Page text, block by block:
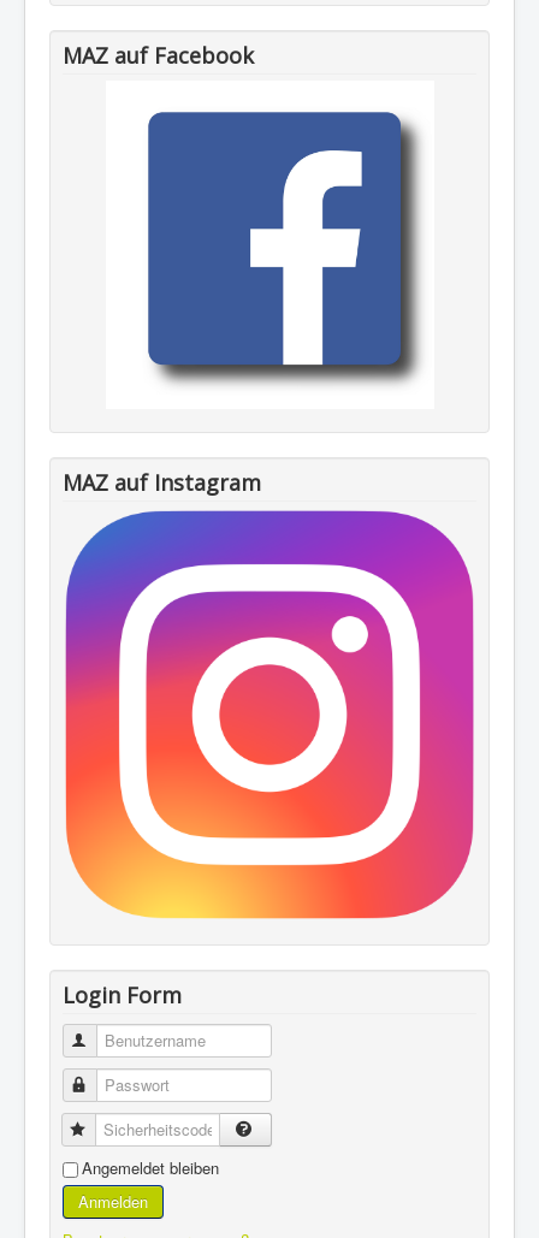
MAZ auf Facebook
MAZ auf Instagram
Login Form
Benutzername
Passwort
Sicherheitscode
Angemeldet bleiben
Anmelden